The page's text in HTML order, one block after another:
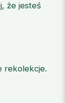
że jesteś
rekolekcje.